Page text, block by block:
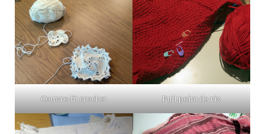
Couvre-lit crochet Pull point de riz